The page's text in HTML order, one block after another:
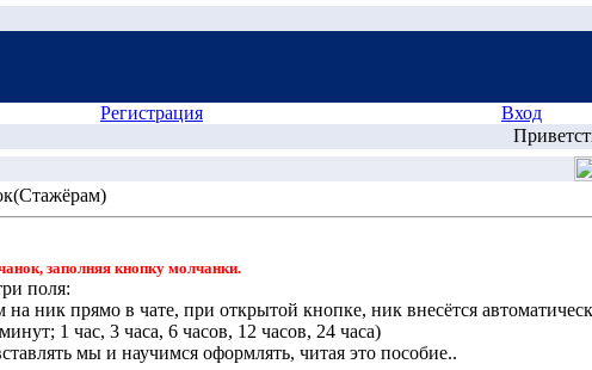
Регистрация
Вход
заполняя кнопку молчанки.
поля:
ник прямо в чате, при открытой кнопке, ник внесётся
1 час, 3 часа, 6 часов, 12 часов, 24 часа)
мы и научимся оформлять, читая это пособие..